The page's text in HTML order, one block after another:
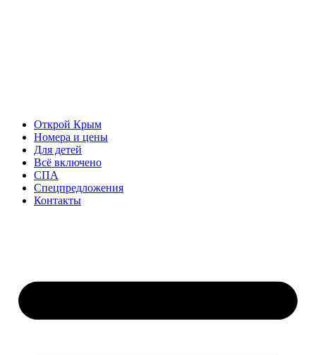
Открой Крым
Номера и цены
Для детей
Всё включено
СПА
Спецпредложения
Контакты